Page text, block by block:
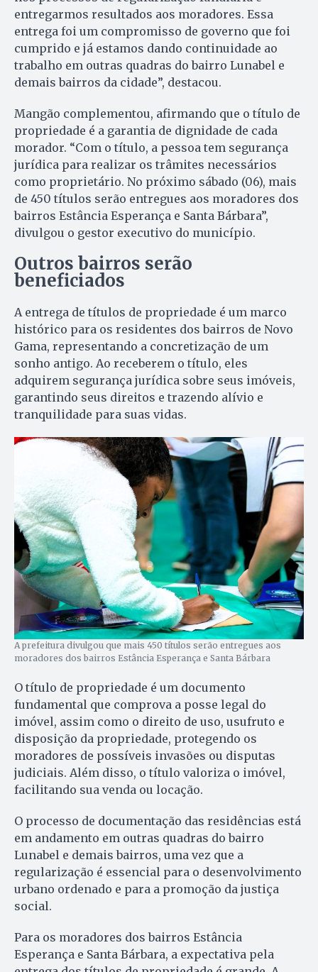
entregarmos resultados aos moradores. Essa
entrega foi um compromisso de governo que foi
cumprido e já estamos dando continuidade ao
trabalho em outras quadras do bairro Lunabel e
demais bairros da cidade”, destacou.
Mangão complementou, afirmando que o título de
propriedade é a garantia de dignidade de cada
morador. “Com o título, a pessoa tem segurança
jurídica para realizar os trâmites necessários
como proprietário. No próximo sábado (06), mais
de 450 títulos serão entregues aos moradores dos
bairros Estância Esperança e Santa Bárbara”,
divulgou o gestor executivo do município.
Outros bairros serão
beneficiados
A entrega de títulos de propriedade é um marco
histórico para os residentes dos bairros de Novo
Gama, representando a concretização de um
sonho antigo. Ao receberem o título, eles
adquirem segurança jurídica sobre seus imóveis,
garantindo seus direitos e trazendo alívio e
tranquilidade para suas vidas.
A prefeitura divulgou que mais 450 títulos serão entregues aos
moradores dos bairros Estância Esperança e Santa Bárbara
O título de propriedade é um documento
fundamental que comprova a posse legal do
imóvel, assim como o direito de uso, usufruto e
disposição da propriedade, protegendo os
moradores de possíveis invasões ou disputas
judiciais. Além disso, o título valoriza o imóvel,
facilitando sua venda ou locação.
O processo de documentação das residências está
em andamento em outras quadras do bairro
Lunabel e demais bairros, uma vez que a
regularização é essencial para o desenvolvimento
urbano ordenado e para a promoção da justiça
social.
Para os moradores dos bairros Estância
Esperança e Santa Bárbara, a expectativa pela